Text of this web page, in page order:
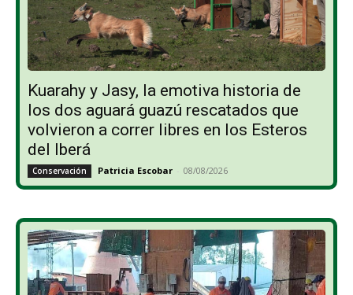
Kuarahy y Jasy, la emotiva historia de
los dos aguará guazú rescatados que
volvieron a correr libres en los Esteros
del Iberá
Conservación Patricia Escobar - 08/08/2026